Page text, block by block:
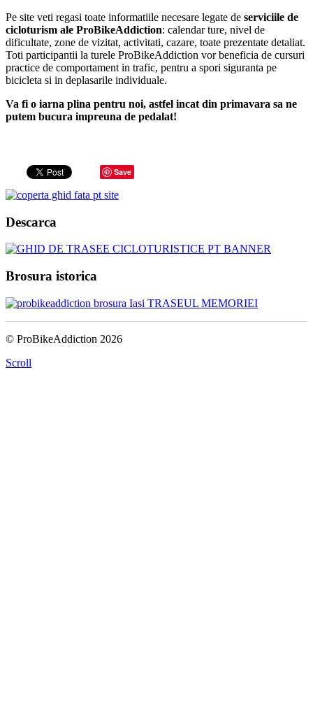
Pe site veti regasi toate informatiile necesare legate de serviciile de
cicloturism ale ProBikeAddiction: calendar ture, nivel de
dificultate, zone de vizitat, activitati, cazare, toate prezentate detaliat.
Toti participantii la turele ProBikeAddiction vor beneficia de cursuri
practice de comportament in trafic, pentru a spori siguranta pe
bicicleta si in deplasarile individuale.
Va fi o iarna plina pentru noi, astfel incat din primavara sa ne
putem bucura impreuna de pedalat!
Save
Descarca
Brosura istorica
© ProBikeAddiction 2026
Scroll